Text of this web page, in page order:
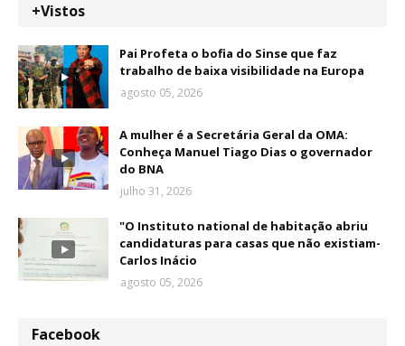
+Vistos
Pai Profeta o bofia do Sinse que faz
trabalho de baixa visibilidade na Europa
agosto 05, 2026
A mulher é a Secretária Geral da OMA:
Conheça Manuel Tiago Dias o governador
do BNA
julho 31, 2026
"O Instituto national de habitação abriu
candidaturas para casas que não existiam-
Carlos Inácio
agosto 05, 2026
Facebook